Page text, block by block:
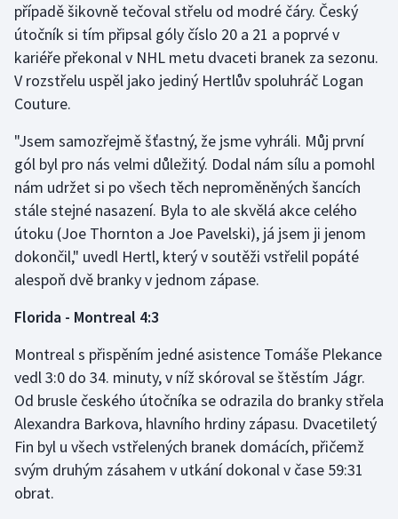
Gymnastika
Házená
Jezdectví
Judo
Krasobruslení
Lezení
Lyže a snowboard
Moderní pětiboj
Motorsport
Olympijské hry
Parasport
Plavání
případě šikovně tečoval střelu od modré čáry. Český
útočník si tím připsal góly číslo 20 a 21 a poprvé v
kariéře překonal v NHL metu dvaceti branek za sezonu.
V rozstřelu uspěl jako jediný Hertlův spoluhráč Logan
Couture.
"Jsem samozřejmě šťastný, že jsme vyhráli. Můj první
gól byl pro nás velmi důležitý. Dodal nám sílu a pomohl
nám udržet si po všech těch neproměněných šancích
stále stejné nasazení. Byla to ale skvělá akce celého
útoku (Joe Thornton a Joe Pavelski), já jsem ji jenom
dokončil," uvedl Hertl, který v soutěži vstřelil popáté
alespoň dvě branky v jednom zápase.
Florida - Montreal 4:3
Montreal s přispěním jedné asistence Tomáše Plekance
vedl 3:0 do 34. minuty, v níž skóroval se štěstím Jágr.
Od brusle českého útočníka se odrazila do branky střela
Alexandra Barkova, hlavního hrdiny zápasu. Dvacetiletý
Fin byl u všech vstřelených branek domácích, přičemž
svým druhým zásahem v utkání dokonal v čase 59:31
obrat.